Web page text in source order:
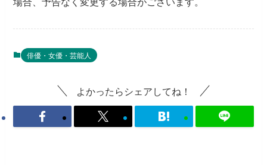
俳優・女優・芸能人
よかったらシェアしてね！